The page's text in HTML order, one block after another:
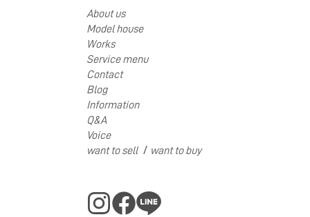
About us
Model house
Works
Service menu
Contact
Blog
Information
Q&A
Voice
want to sell / want to buy